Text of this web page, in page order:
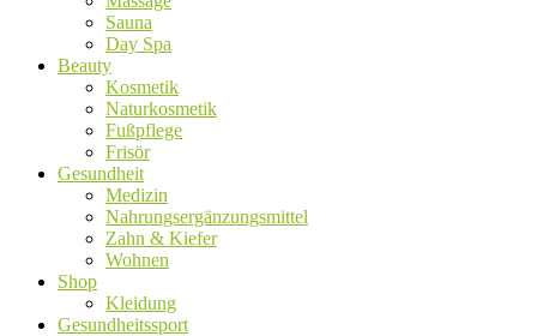
Sauna
Day Spa
Beauty
Kosmetik
Naturkosmetik
Fußpflege
Frisör
Gesundheit
Medizin
Nahrungsergänzungsmittel
Zahn & Kiefer
Wohnen
Shop
Kleidung
Gesundheitssport